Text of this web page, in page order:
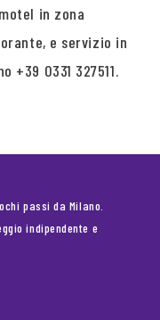
in zona
e servizio in
+39 0331 327511.
passi da Milano.
indipendente e